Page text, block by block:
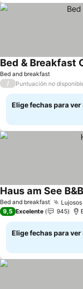
Bed and breakfast
Bed & Breakfast
/ Puntuación no
Elige fechas para
Bed and breakfast
Haus am See B&B
9,5 Excelente 945
Elige fechas para